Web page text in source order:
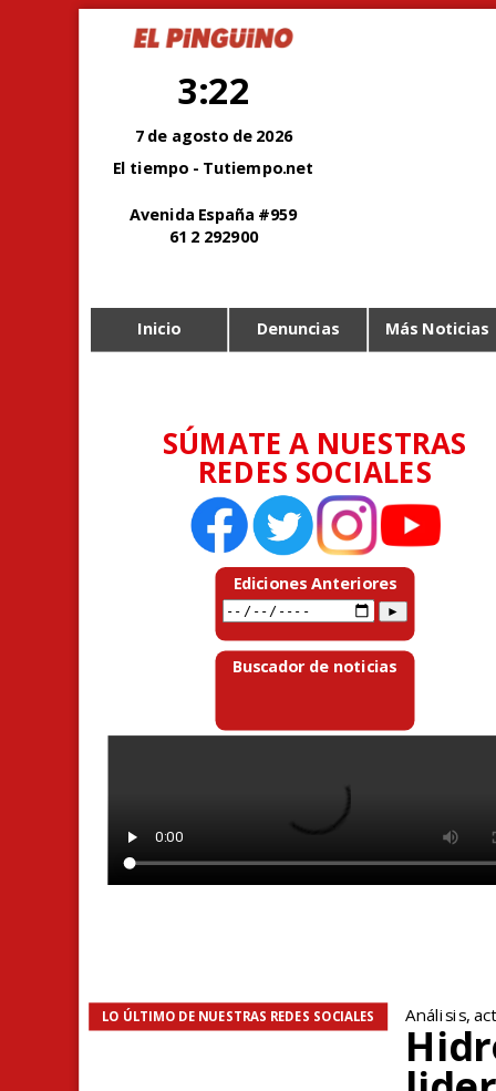
3:22
7 de agosto de 2026
El tiempo - Tutiempo.net
Avenida España #959
61 2 292900
Inicio Denuncias Más Noticias
SÚMATE A NUESTRAS
REDES SOCIALES
Ediciones Anteriores
Buscador de noticias
LO ÚLTIMO DE NUESTRAS REDES SOCIALES Análisis,